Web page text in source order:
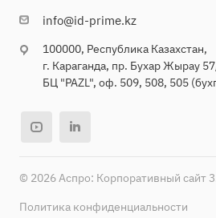
info@id-prime.kz
100000, Республика Казахстан,
г. Караганда, пр. Бухар Жырау
БЦ "PAZL", оф. 509, 508, 505
© 2026 Аспро: Корпоративный сайт
Политика конфиденциальности